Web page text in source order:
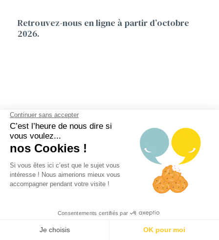
Retrouvez-nous en ligne à partir d’octobre
2026.